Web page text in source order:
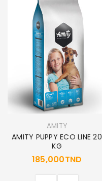
AMITY
AMITY PUPPY ECO LINE 20
KG
185,000TND